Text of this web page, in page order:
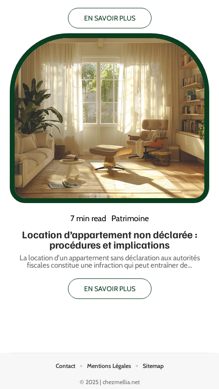
EN SAVOIR PLUS
7 min read Patrimoine
Location d’appartement non déclarée :
procédures et implications
La location d'un appartement sans déclaration aux autorités
fiscales constitue une infraction qui peut entraîner de…
EN SAVOIR PLUS
© 2025 | chezmellia.net
Contact Mentions Légales Sitemap